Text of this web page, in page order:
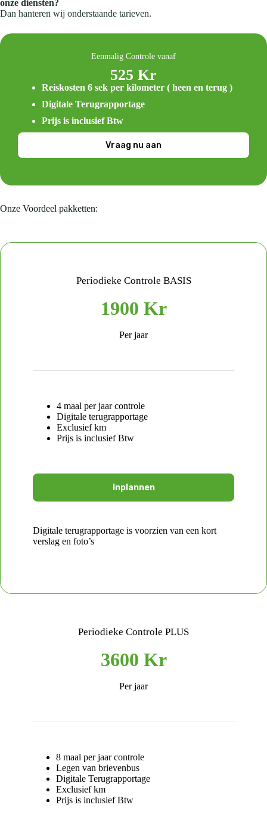
onze diensten?
Dan hanteren wij onderstaande tarieven.
Eenmalig Controle vanaf
525 Kr
Reiskosten 6 sek per kilometer ( heen en terug )
Digitale Terugrapportage
Prijs is inclusief Btw
Vraag nu aan
Onze Voordeel pakketten:
Periodieke Controle BASIS
1900 Kr
Per jaar
4 maal per jaar controle
Digitale terugrapportage
Exclusief km
Prijs is inclusief Btw
Inplannen
Digitale terugrapportage is voorzien van een kort
verslag en foto’s
Periodieke Controle PLUS
3600 Kr
Per jaar
8 maal per jaar controle
Legen van brievenbus
Digitale Terugrapportage
Exclusief km
Prijs is inclusief Btw